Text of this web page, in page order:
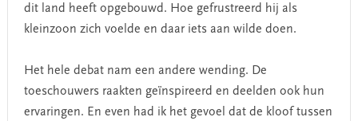
dit land heeft opgebouwd. Hoe gefrustreerd hij als
kleinzoon zich voelde en daar iets aan wilde doen.
Het hele debat nam een andere wending. De
toeschouwers raakten geïnspireerd en deelden ook hun
ervaringen. En even had ik het gevoel dat de kloof tussen